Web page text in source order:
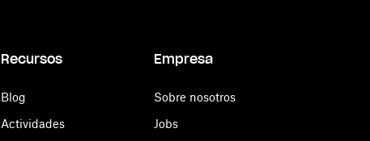
Recursos
Blog
Actividades
Empresa
Sobre nosotros
Jobs